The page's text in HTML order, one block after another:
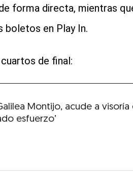
forma directa, mientras
en Play In.
de final:
Montijo, acude a visoría
esfuerzo’